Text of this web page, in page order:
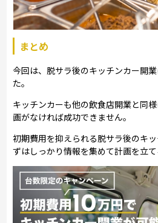
まとめ
今回は、脱サラ後のキッチンカー開
た。
キッチンカーも他の飲食店開業と同
画がなければ成功できません。
初期費用を抑えられる脱サラ後のキ
ずはしっかり情報を集めて計画を立て